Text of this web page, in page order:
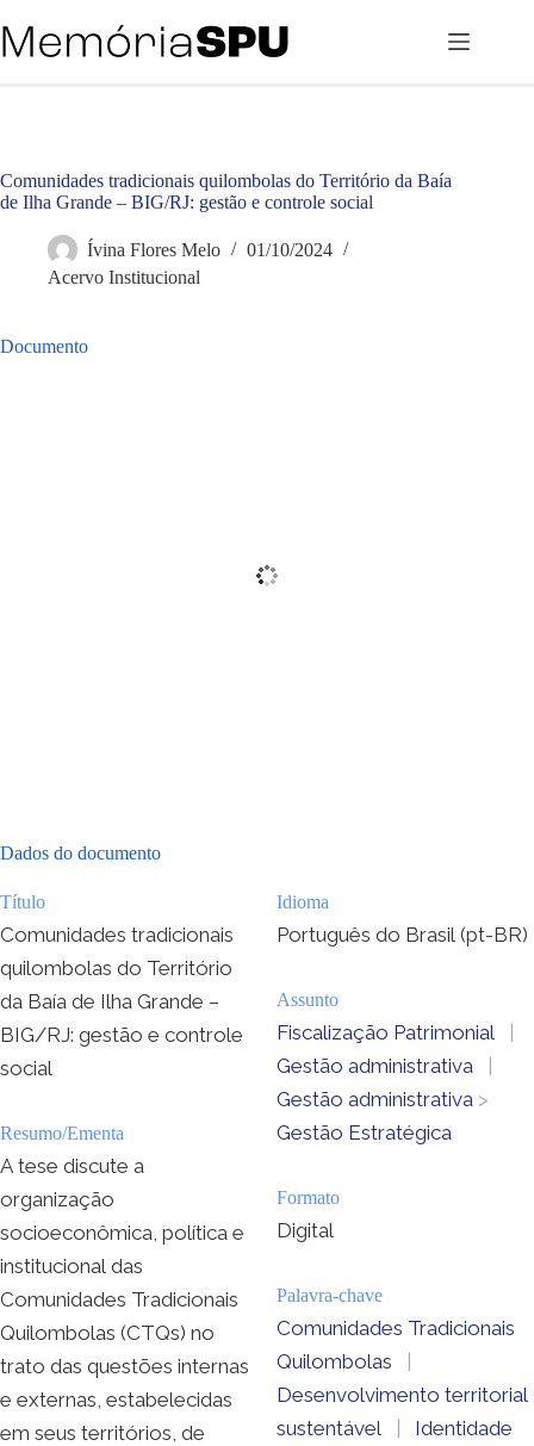
para
o
Comunidades tradicionais quilombolas do Território da Baía
de Ilha Grande – BIG/RJ: gestão e controle social
Ívina Flores Melo
01/10/2024
Acervo Institucional
Documento
Dados do documento
Título
Comunidades tradicionais
quilombolas do Território
da Baía de Ilha Grande –
BIG/RJ: gestão e controle
social
Resumo/Ementa
A tese discute a
organização
socioeconômica, política e
institucional das
Comunidades Tradicionais
Quilombolas (CTQs) no
trato das questões internas
e externas, estabelecidas
em seus territórios, de
Idioma
Português do Brasil (pt-BR)
Assunto
Fiscalização Patrimonial
|
Gestão administrativa
|
Gestão administrativa >
Gestão Estratégica
Formato
Digital
Palavra-chave
Comunidades Tradicionais
Quilombolas
|
Desenvolvimento territorial
sustentável
|
Identidade